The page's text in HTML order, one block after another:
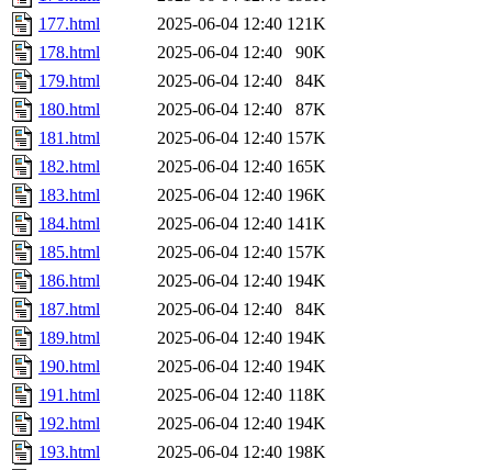
177.html
2025-06-04 12:40 121K
178.html
2025-06-04 12:40
90K
179.html
2025-06-04 12:40
84K
180.html
2025-06-04 12:40
87K
181.html
2025-06-04 12:40 157K
182.html
2025-06-04 12:40 165K
183.html
2025-06-04 12:40 196K
184.html
2025-06-04 12:40 141K
185.html
2025-06-04 12:40 157K
186.html
2025-06-04 12:40 194K
187.html
2025-06-04 12:40
84K
189.html
2025-06-04 12:40 194K
190.html
2025-06-04 12:40 194K
191.html
2025-06-04 12:40 118K
192.html
2025-06-04 12:40 194K
193.html
2025-06-04 12:40 198K